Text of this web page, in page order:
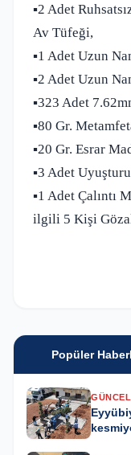
▪️2 Adet
Av Tüfeği,
▪️1 Adet Uzun
▪️2 Adet Uzun
▪️323 Adet
▪️80 Gr.
▪️20 Gr. Esrar
▪️3 Adet
▪️1 Adet Çalıntı
ilgili 5 Kişi
Popüler
GÜNCEL